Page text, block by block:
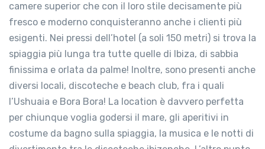
camere superior che con il loro stile decisamente più
fresco e moderno conquisteranno anche i clienti più
esigenti. Nei pressi dell’hotel (a soli 150 metri) si trova la
spiaggia più lunga tra tutte quelle di Ibiza, di sabbia
finissima e orlata da palme! Inoltre, sono presenti anche
diversi locali, discoteche e beach club, fra i quali
l’Ushuaia e Bora Bora! La location è davvero perfetta
per chiunque voglia godersi il mare, gli aperitivi in
costume da bagno sulla spiaggia, la musica e le notti di